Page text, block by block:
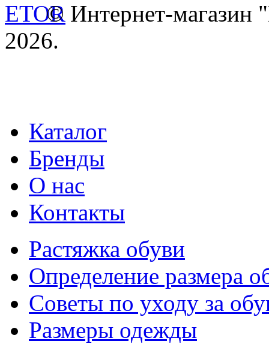
© Интернет-
2026.
Каталог
Бренды
О нас
Контакты
Растяжка обуви
Определение размера
Советы по уходу за
Размеры одежды